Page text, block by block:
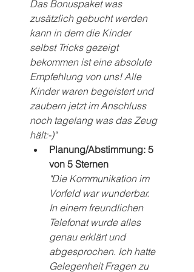
Das Bonuspaket was
zusätzlich gebucht werden
kann in dem die Kinder
selbst Tricks gezeigt
bekommen ist eine absolute
Empfehlung von uns! Alle
Kinder waren begeistert und
zaubern jetzt im Anschluss
noch tagelang was das Zeug
hält:-)"
Planung/Abstimmung: 5
von 5 Sternen
"Die Kommunikation im
Vorfeld war wunderbar.
In einem freundlichen
Telefonat wurde alles
genau erklärt und
abgesprochen. Ich hatte
Gelegenheit Fragen zu